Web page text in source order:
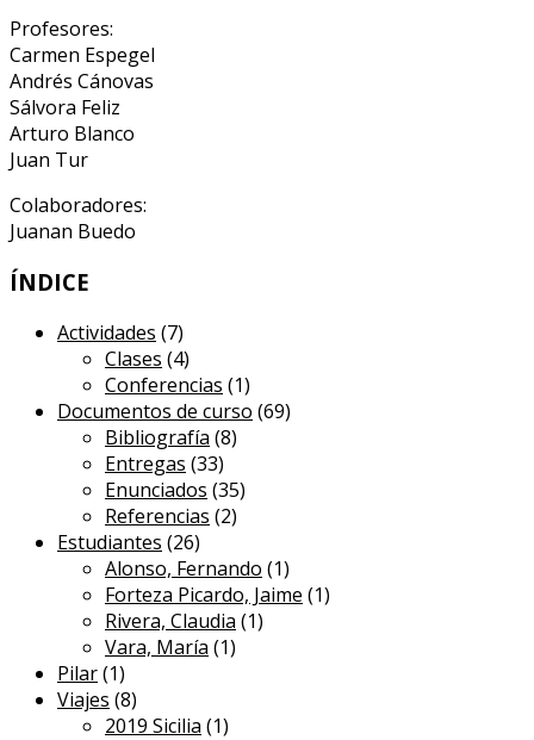
Profesores:
Carmen Espegel
Andrés Cánovas
Sálvora Feliz
Arturo Blanco
Juan Tur
Colaboradores:
Juanan Buedo
ÍNDICE
Actividades (7)
Clases (4)
Conferencias (1)
Documentos de curso (69)
Bibliografía (8)
Entregas (33)
Enunciados (35)
Referencias (2)
Estudiantes (26)
Alonso, Fernando (1)
Forteza Picardo, Jaime (1)
Rivera, Claudia (1)
Vara, María (1)
Pilar(1)
Viajes (8)
2019 Sicilia (1)